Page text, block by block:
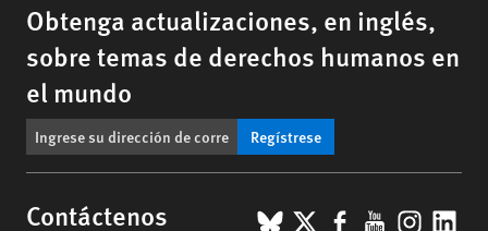
Obtenga actualizaciones, en inglés,
sobre temas de derechos humanos en
el mundo
Regístrese
Contáctenos BlueSky
X Facebook
YouTube